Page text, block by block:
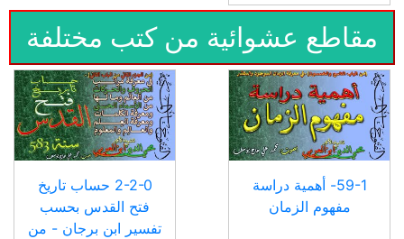
مقاطع عشوائية من كتب مختلفة
59-1- أهمية دراسة
مفهوم الزمان
2-2-0 حساب تاريخ
فتح القدس بحسب
تفسير ابن برجان - من